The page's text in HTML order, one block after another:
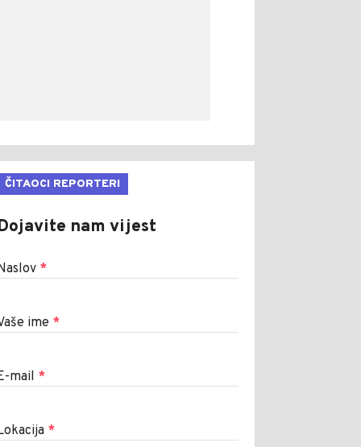
ČITAOCI REPORTERI
nam vijest
*
ime *
mail *
*